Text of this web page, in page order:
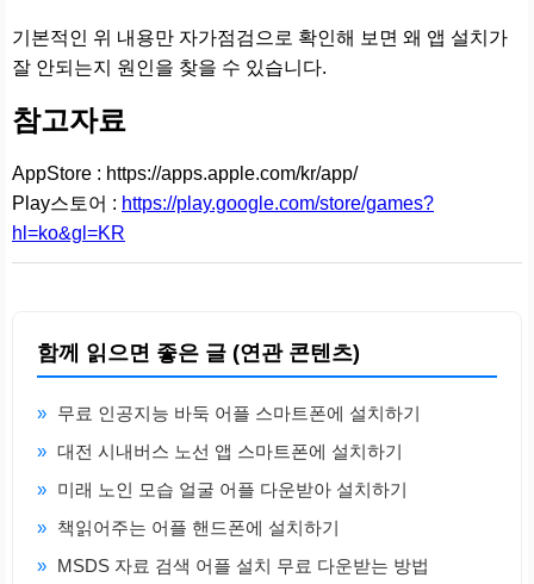
기본적인 위 내용만 자가점검으로 확인해 보면 왜 앱 설치가
잘 안되는지 원인을 찾을 수 있습니다.
참고자료
AppStore : https://apps.apple.com/kr/app/
Play스토어 : https://play.google.com/store/games?
hl=ko&gl=KR
함께 읽으면 좋은 글 (연관 콘텐츠)
» 무료 인공지능 바둑 어플 스마트폰에 설치하기
» 대전 시내버스 노선 앱 스마트폰에 설치하기
» 미래 노인 모습 얼굴 어플 다운받아 설치하기
» 책읽어주는 어플 핸드폰에 설치하기
» MSDS 자료 검색 어플 설치 무료 다운받는 방법